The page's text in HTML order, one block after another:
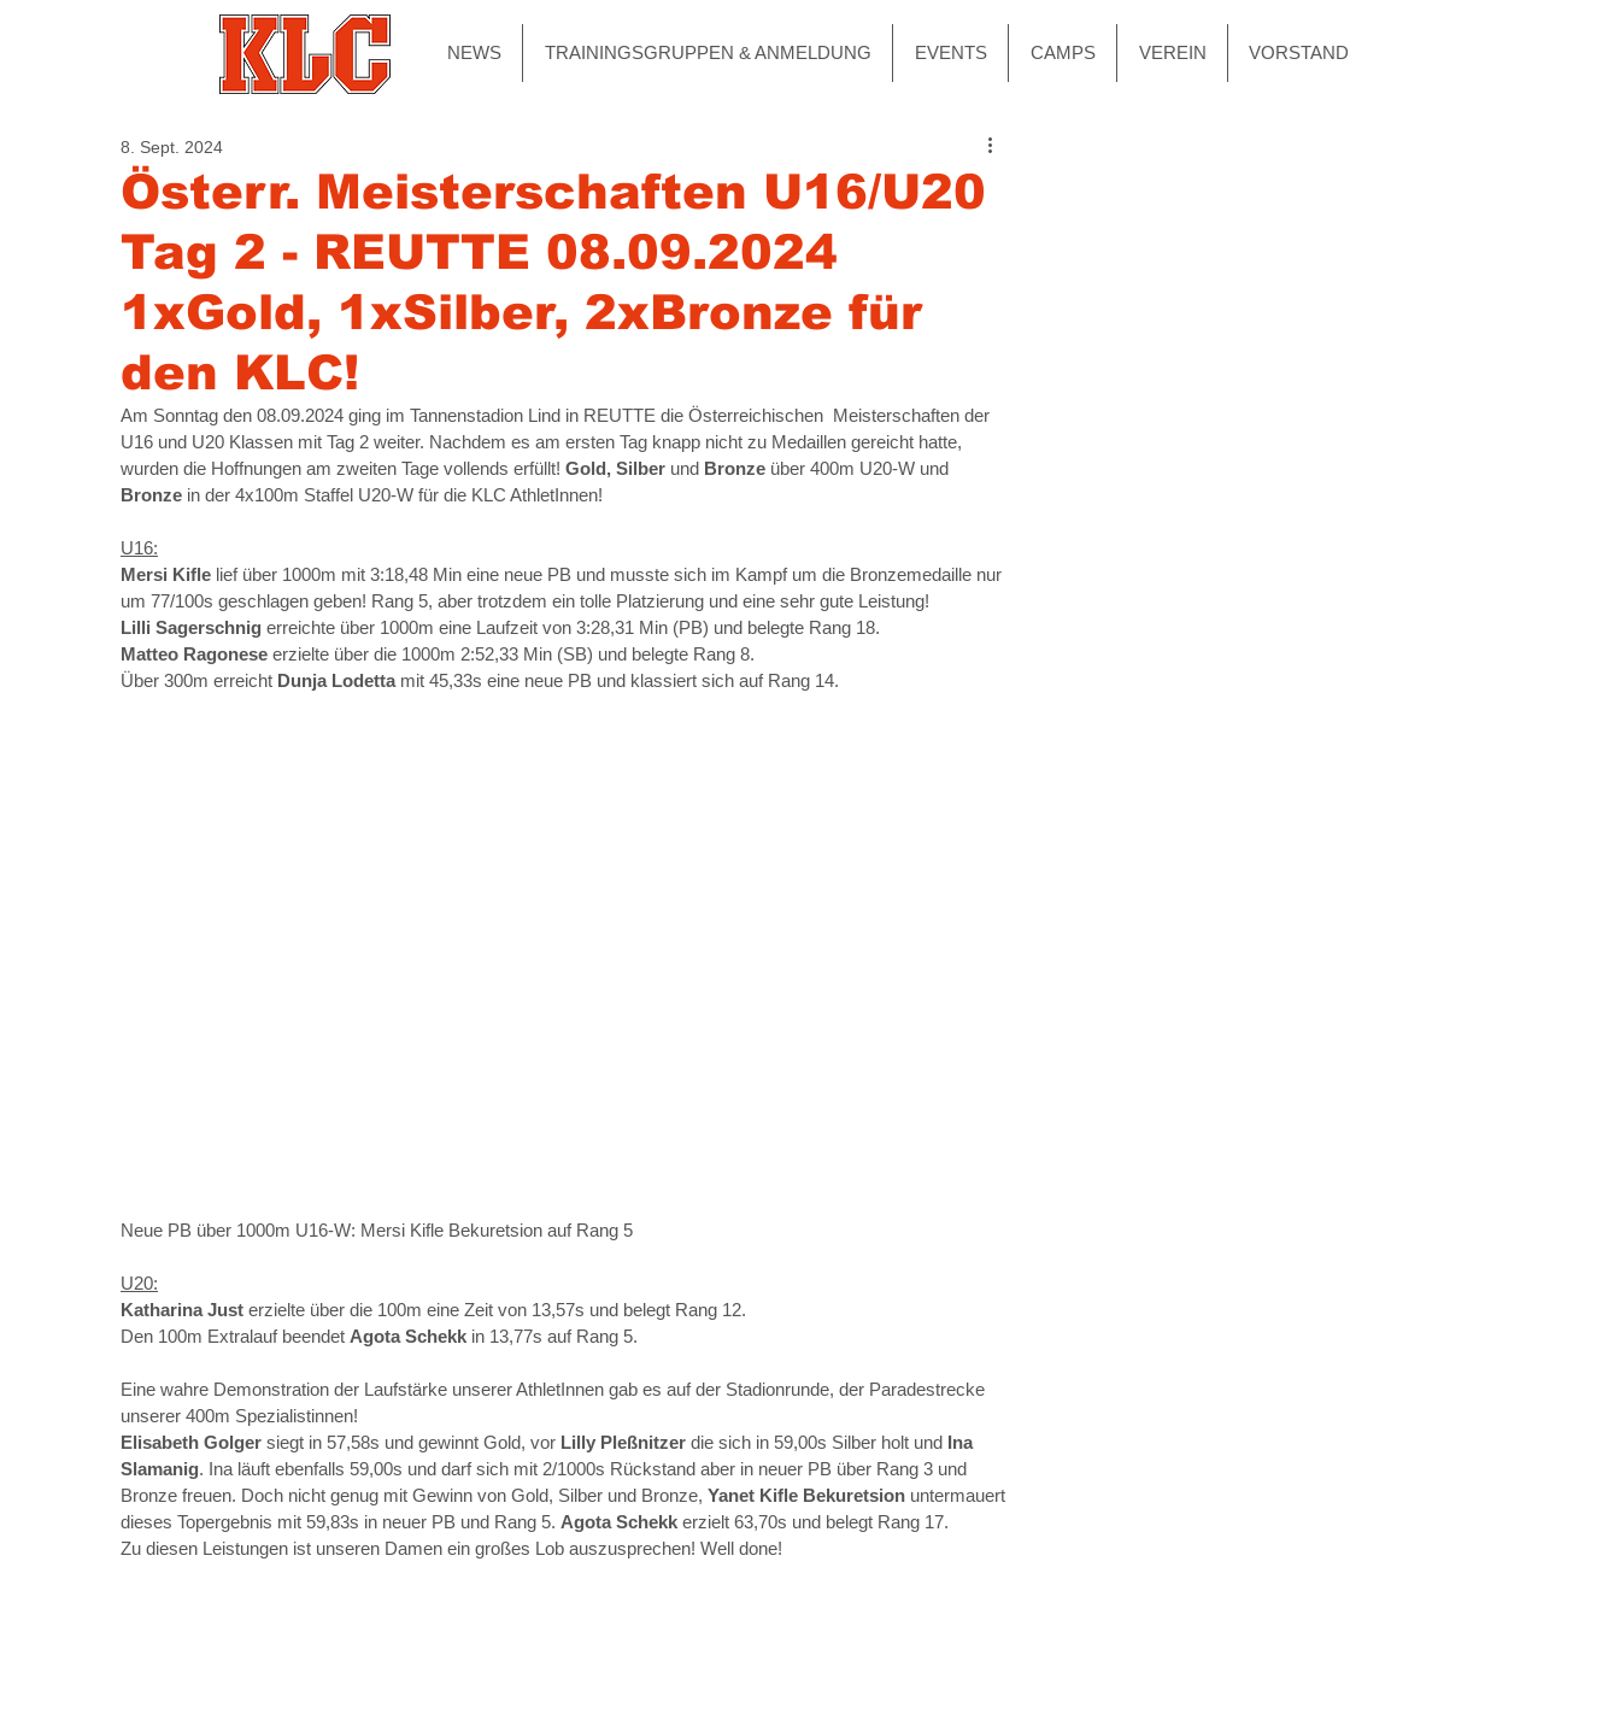
NEWS TRAININGSGRUPPEN & ANMELDUNG EVENTS CAMPS VEREIN VORSTAND
Österr. Meisterschaften U16/U20
Tag 2 - REUTTE 08.09.2024
1xGold, 1xSilber, 2xBronze für
den KLC!
8. Sept. 2024
Am Sonntag den 08.09.2024 ging im Tannenstadion Lind in REUTTE die Österreichischen  Meisterschaften der
U16 und U20 Klassen mit Tag 2 weiter. Nachdem es am ersten Tag knapp nicht zu Medaillen gereicht hatte,
wurden die Hoffnungen am zweiten Tage vollends erfüllt! Gold, Silber und Bronze über 400m U20-W und
Bronze in der 4x100m Staffel U20-W für die KLC AthletInnen!
U16:
Mersi Kifle lief über 1000m mit 3:18,48 Min eine neue PB und musste sich im Kampf um die Bronzemedaille nur
um 77/100s geschlagen geben! Rang 5, aber trotzdem ein tolle Platzierung und eine sehr gute Leistung!
Lilli Sagerschnig erreichte über 1000m eine Laufzeit von 3:28,31 Min (PB) und belegte Rang 18.
Matteo Ragonese erzielte über die 1000m 2:52,33 Min (SB) und belegte Rang 8.
Über 300m erreicht Dunja Lodetta mit 45,33s eine neue PB und klassiert sich auf Rang 14.
Neue PB über 1000m U16-W: Mersi Kifle Bekuretsion auf Rang 5
U20:
Katharina Just erzielte über die 100m eine Zeit von 13,57s und belegt Rang 12.
Den 100m Extralauf beendet Agota Schekk in 13,77s auf Rang 5.
Eine wahre Demonstration der Laufstärke unserer AthletInnen gab es auf der Stadionrunde, der Paradestrecke
unserer 400m Spezialistinnen!
Elisabeth Golger siegt in 57,58s und gewinnt Gold, vor Lilly Pleßnitzer die sich in 59,00s Silber holt und Ina
Slamanig. Ina läuft ebenfalls 59,00s und darf sich mit 2/1000s Rückstand aber in neuer PB über Rang 3 und
Bronze freuen. Doch nicht genug mit Gewinn von Gold, Silber und Bronze, Yanet Kifle Bekuretsion untermauert
dieses Topergebnis mit 59,83s in neuer PB und Rang 5. Agota Schekk erzielt 63,70s und belegt Rang 17.
Zu diesen Leistungen ist unseren Damen ein großes Lob auszusprechen! Well done!